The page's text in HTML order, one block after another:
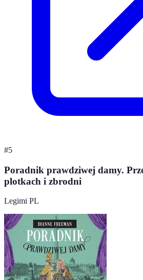
#5
Poradnik prawdziwej damy.
plotkach i zbrodni
Legimi PL